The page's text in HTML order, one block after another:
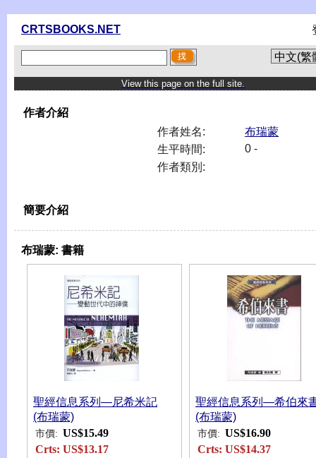
CRTSBOOKS.NET
View this page on the full site.
作者介紹
作者姓名:
布瑞蒙
生平時間:
0 -
作者類別:
簡要介紹
布瑞蒙: 書籍
聖經信息系列—尼希米記
(布瑞蒙)
市價: US$15.49
Crts: US$13.17
聖經信息系列—希伯來
(布瑞蒙)
市價: US$16.90
Crts: US$14.37